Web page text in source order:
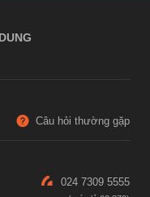
Câu hỏi thường gặp
024 7309 5555